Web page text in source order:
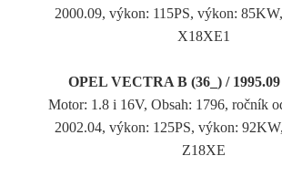
2000.09, výkon: 115PS, výkon:
X18XE1
OPEL VECTRA B (36_) / 1995.09
Motor: 1.8 i 16V, Obsah: 1796, ročník
2002.04, výkon: 125PS, výkon:
Z18XE